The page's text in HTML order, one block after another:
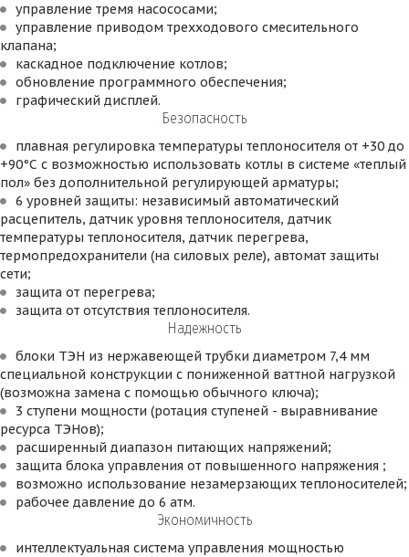
управление тремя насососами;
управление приводом трехходового смесительного
клапана;
каскадное подключение котлов;
обновление программного обеспечения;
графический дисплей.
Безопасность
плавная регулировка температуры теплоносителя от +30 до
+90°С с возможностью использовать котлы в системе «теплый
пол» без дополнительной регулирующей арматуры;
6 уровней защиты: независимый автоматический
расцепитель, датчик уровня теплоносителя, датчик
температуры теплоносителя, датчик перегрева,
термопредохранители (на силовых реле), автомат защиты
сети;
защита от перегрева;
защита от отсутствия теплоносителя.
Надежность
блоки ТЭН из нержавеющей трубки диаметром 7,4 мм
специальной конструкции с пониженной ваттной нагрузкой
(возможна замена с помощью обычного ключа);
3 ступени мощности (ротация ступеней - выравнивание
ресурса ТЭНов);
расширенный диапазон питающих напряжений;
защита блока управления от повышенного напряжения ;
возможно использование незамерзающих теплоносителей;
рабочее давление до 6 атм.
Экономичность
интеллектуальная система управления мощностью